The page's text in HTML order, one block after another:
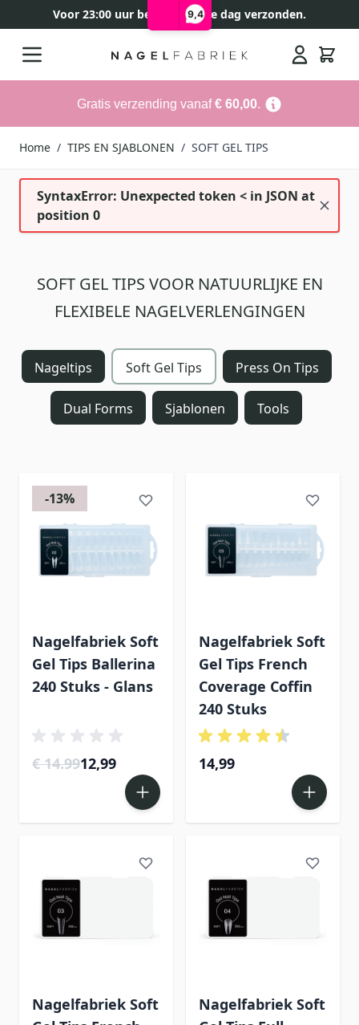
9,4
Voor 23:00 uur besteld, zelfde dag verzonden.
Gratis verzending vanaf€ 60,00.
Home / TIPS EN SJABLONEN / SOFT GEL TIPS
SyntaxError: Unexpected token < in JSON at
position 0
SOFT GEL TIPS VOOR NATUURLIJKE EN
FLEXIBELE NAGELVERLENGINGEN
Nageltips Soft Gel Tips Press On Tips
Dual Forms Sjablonen Tools
-13%
Nagelfabriek Soft
Gel Tips Ballerina
240 Stuks - Glans
€ 14.9912,99
Nagelfabriek Soft
Gel Tips French
Coverage Coffin
240 Stuks
14,99
Nagelfabriek Soft
Nagelfabriek Soft